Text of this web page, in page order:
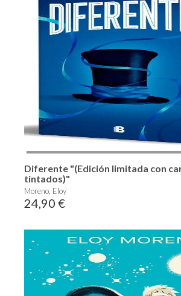
Diferente "(Edición limitada con
tintados)"
Moreno, Eloy
24,90 €